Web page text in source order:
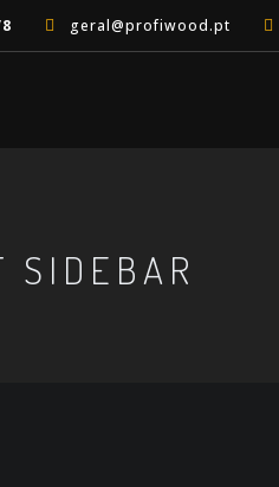
geral@profiwood.pt
SIDEBAR